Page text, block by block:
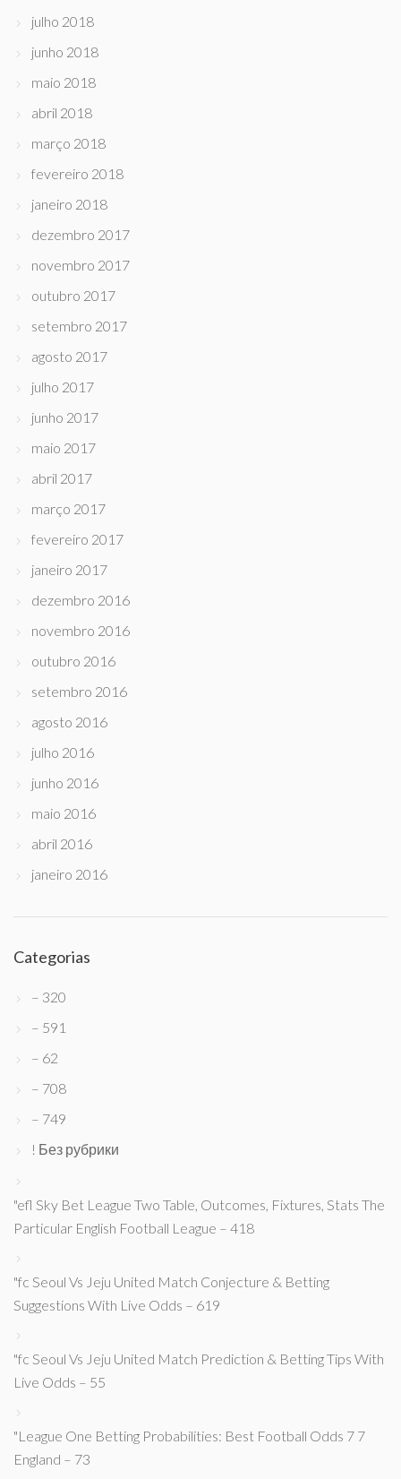
julho 2018
junho 2018
maio 2018
abril 2018
março 2018
fevereiro 2018
janeiro 2018
dezembro 2017
novembro 2017
outubro 2017
setembro 2017
agosto 2017
julho 2017
junho 2017
maio 2017
abril 2017
março 2017
fevereiro 2017
janeiro 2017
dezembro 2016
novembro 2016
outubro 2016
setembro 2016
agosto 2016
julho 2016
junho 2016
maio 2016
abril 2016
janeiro 2016
Categorias
– 320
– 591
– 62
– 708
– 749
! Без рубрики
"efl Sky Bet League Two Table, Outcomes, Fixtures, Stats The
Particular English Football League – 418
"fc Seoul Vs Jeju United Match Conjecture & Betting
Suggestions With Live Odds – 619
"fc Seoul Vs Jeju United Match Prediction & Betting Tips With
Live Odds – 55
"League One Betting Probabilities: Best Football Odds 7 7
England – 73